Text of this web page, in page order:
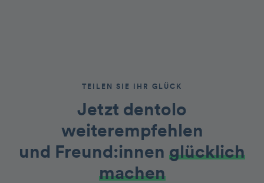
TEILEN SIE IHR GLÜCK
Jetzt dentolo
weiterempfehlen
und Freund:innen glücklich
machen